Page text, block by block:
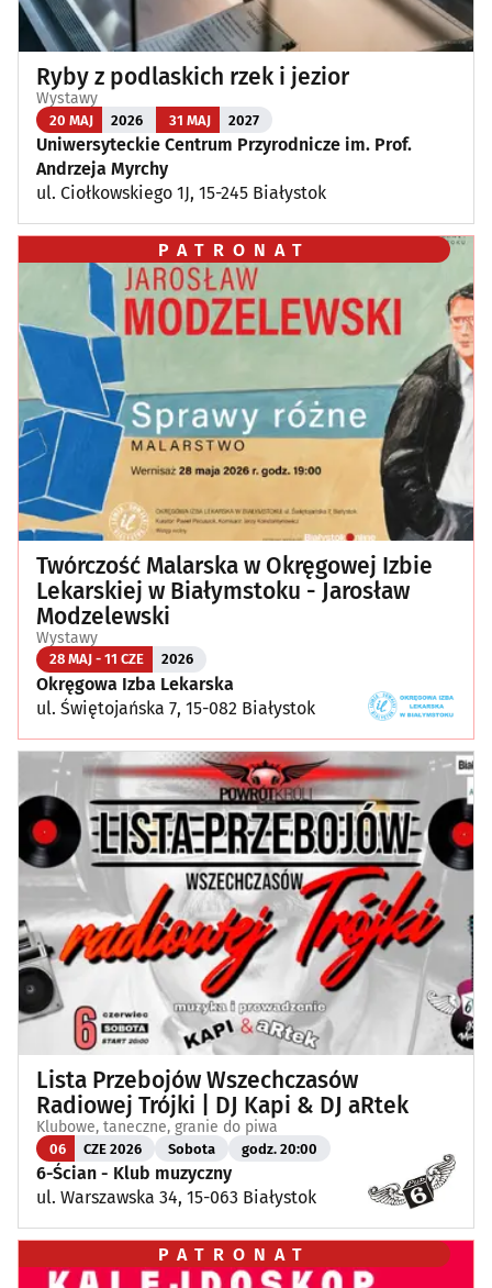
Ryby z podlaskich rzek i jezior
Wystawy
20 MAJ 2026 31 MAJ 2027
Uniwersyteckie Centrum Przyrodnicze im. Prof.
Andrzeja Myrchy
ul. Ciołkowskiego 1J, 15-245 Białystok
PATRONAT
Twórczość Malarska w Okręgowej Izbie
Lekarskiej w Białymstoku - Jarosław
Modzelewski
Wystawy
28 MAJ - 11 CZE 2026
Okręgowa Izba Lekarska
ul. Świętojańska 7, 15-082 Białystok
Lista Przebojów Wszechczasów
Radiowej Trójki | DJ Kapi & DJ aRtek
Klubowe, taneczne, granie do piwa
06 CZE 2026 Sobota godz. 20:00
6-Ścian - Klub muzyczny
ul. Warszawska 34, 15-063 Białystok
PATRONAT